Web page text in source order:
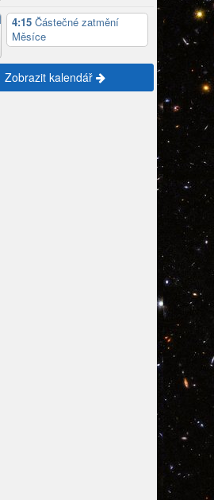
4:15 Částečné zatmění
Měsíce
Zobrazit kalendář